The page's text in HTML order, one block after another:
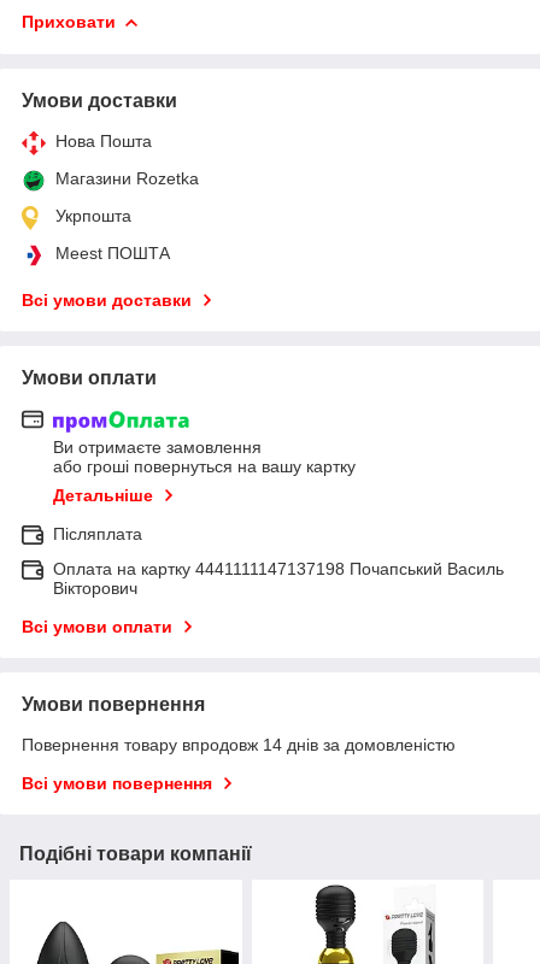
Приховати
Умови доставки
Нова Пошта
Магазини Rozetka
Укрпошта
Meest ПОШТА
Всі умови доставки
Умови оплати
Ви отримаєте замовлення
або гроші повернуться на вашу картку
Детальніше
Післяплата
Оплата на картку 4441111147137198 Почапський Василь
Вікторович
Всі умови оплати
Умови повернення
Повернення товару впродовж 14 днів за домовленістю
Всі умови повернення
Подібні товари компанії